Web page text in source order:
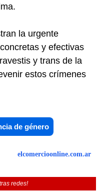
la urgente
y efectivas
y trans de la
estos crímenes
de género
elcomercioonline.com.ar
redes!